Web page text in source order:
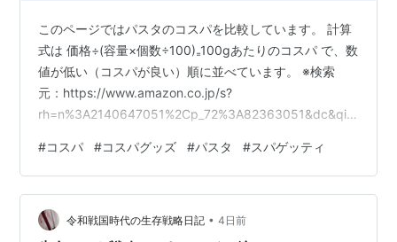
このページではパスタのコスパを比較しています。 計算
式は 価格÷(容量×個数÷100)₌100gあたりのコスパ で、数
値が低い（コスパが良い）順に並べています。 ※検索
元：https://www.amazon.co.jp/s?
rh=n%3A2140647051%2Cp_72%3A82363051&dc&qid
キング参加中ライフスタイル
#コスパ #コスパグッズ #パスタ #スパゲッティ
令和戦国時代の生存戦略日記 • 4日前